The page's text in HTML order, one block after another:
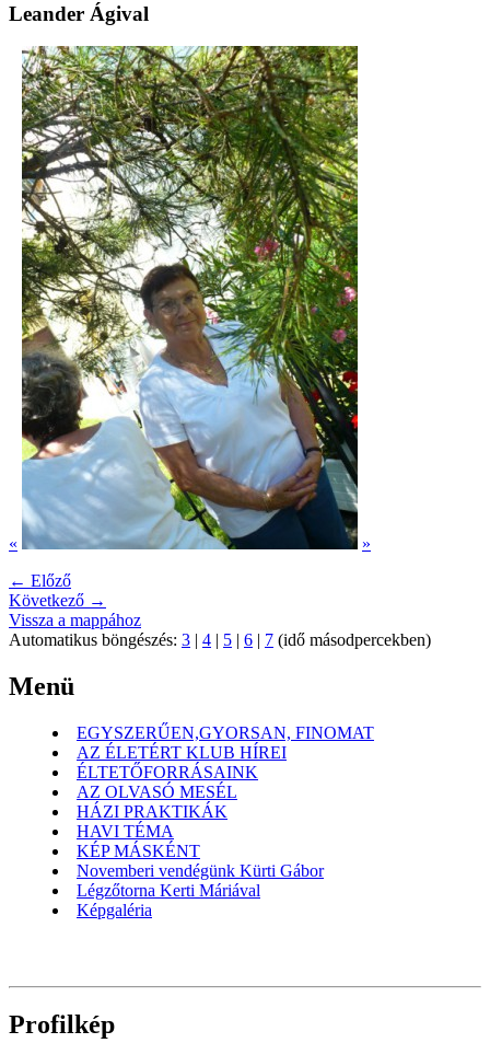
Leander Ágival
«
»
← Előző
Következő →
Vissza a mappához
Automatikus böngészés: 3 | 4 | 5 | 6 | 7 (idő másodpercekben)
Menü
EGYSZERŰEN,GYORSAN, FINOMAT
AZ ÉLETÉRT KLUB HÍREI
ÉLTETŐFORRÁSAINK
AZ OLVASÓ MESÉL
HÁZI PRAKTIKÁK
HAVI TÉMA
KÉP MÁSKÉNT
Novemberi vendégünk Kürti Gábor
Légzőtorna Kerti Máriával
Képgaléria
Profilkép